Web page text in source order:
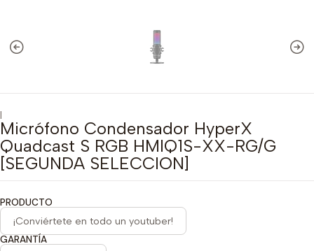
|
Micrófono Condensador HyperX
Quadcast S RGB HMIQ1S-XX-RG/G
[SEGUNDA SELECCION]
PRODUCTO
¡Conviértete en todo un youtuber!
GARANTÍA